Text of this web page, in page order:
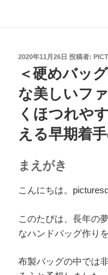
投
日:
2020年11月26日 投稿者:
＜硬めバッ
な美しいフ
くほつれや
える早期着
まえがき
こんにちは。
このたびは、長年の
なハンドバッグ作り
布製バッグの中では